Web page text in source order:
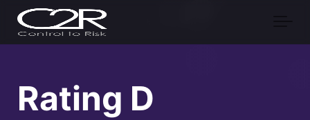
Skip to main content
Rating D